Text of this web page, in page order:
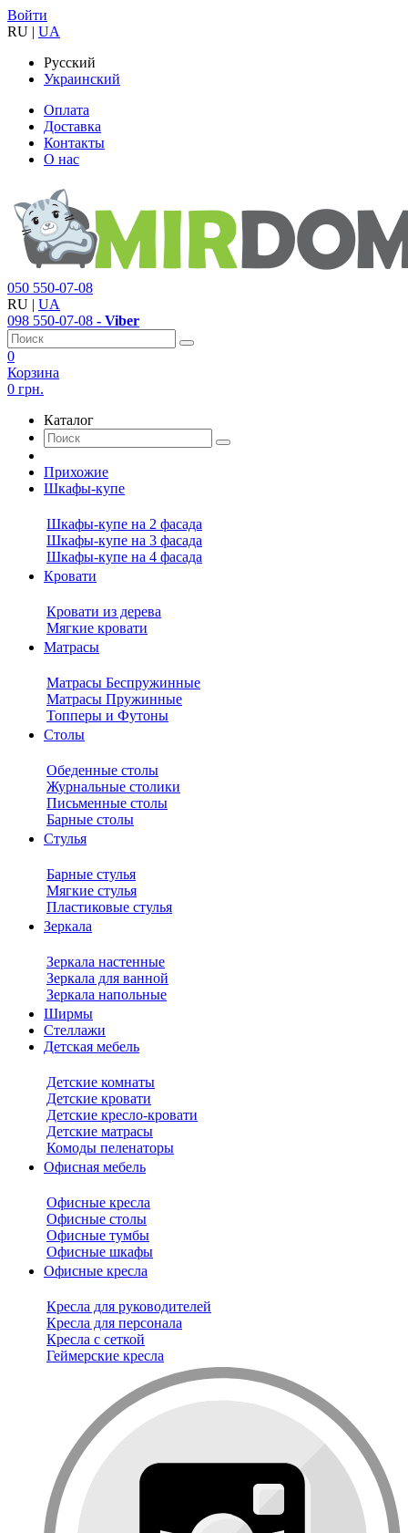
Войти
RU | UA
Русский
Украинский
Оплата
Доставка
Контакты
О нас
050 550-07-08
RU | UA
098 550-07-08 - Viber
0
Корзина
0 грн.
Каталог
Прихожие
Шкафы-купе
Шкафы-купе на 2 фасада
Шкафы-купе на 3 фасада
Шкафы-купе на 4 фасада
Кровати
Кровати из дерева
Мягкие кровати
Матрасы
Матрасы Беспружинные
Матрасы Пружинные
Топперы и Футоны
Столы
Обеденные столы
Журнальные столики
Письменные столы
Барные столы
Стулья
Барные стулья
Мягкие стулья
Пластиковые стулья
Зеркала
Зеркала настенные
Зеркала для ванной
Зеркала напольные
Ширмы
Стеллажи
Детская мебель
Детские комнаты
Детские кровати
Детские кресло-кровати
Детские матрасы
Комоды пеленаторы
Офисная мебель
Офисные кресла
Офисные столы
Офисные тумбы
Офисные шкафы
Офисные кресла
Кресла для руководителей
Кресла для персонала
Кресла с сеткой
Геймерские кресла